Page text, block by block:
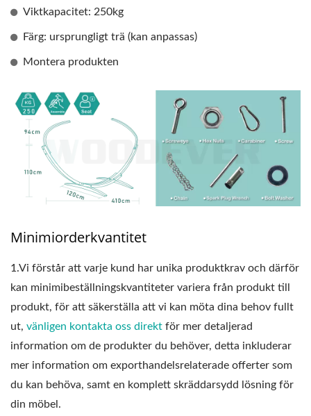
Viktkapacitet: 250kg
Färg: ursprungligt trä (kan anpassas)
Montera produkten
Minimiorderkvantitet
1.Vi förstår att varje kund har unika produktkrav och därför
kan minimibeställningskvantiteter variera från produkt till
produkt, för att säkerställa att vi kan möta dina behov fullt
ut, vänligen kontakta oss direkt för mer detaljerad
information om de produkter du behöver, detta inkluderar
mer information om exporthandelsrelaterade offerter som
du kan behöva, samt en komplett skräddarsydd lösning för
din möbel.